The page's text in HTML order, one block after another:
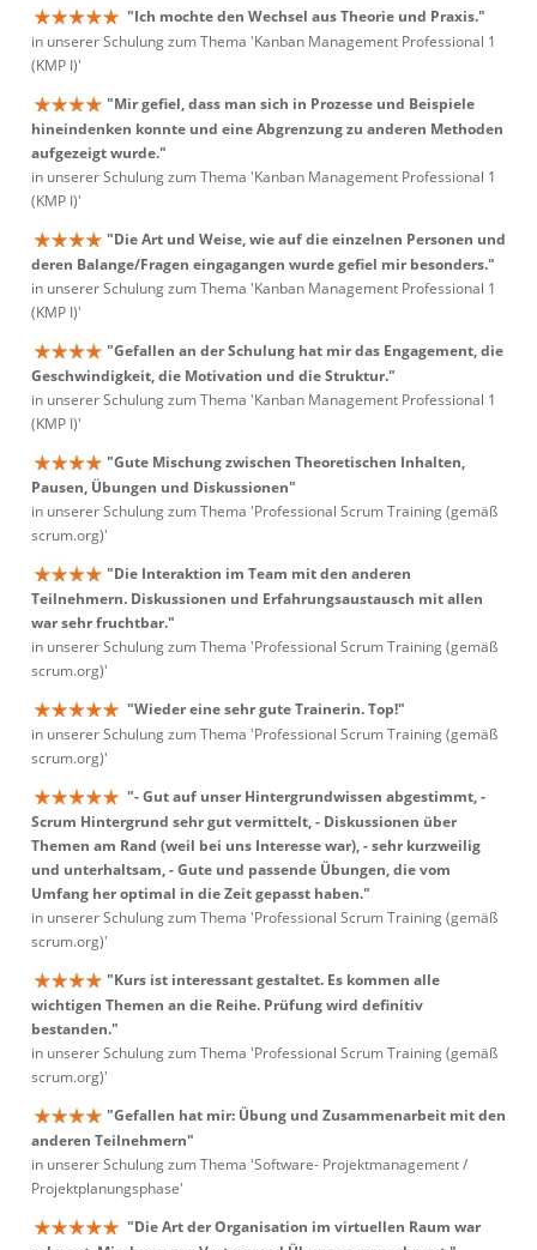
"Ich mochte den Wechsel aus Theorie und Praxis."
in unserer Schulung zum Thema 'Kanban Management Professional 1
(KMP I)'
"Mir gefiel, dass man sich in Prozesse und Beispiele
hineindenken konnte und eine Abgrenzung zu anderen Methoden
aufgezeigt wurde."
in unserer Schulung zum Thema 'Kanban Management Professional 1
(KMP I)'
"Die Art und Weise, wie auf die einzelnen Personen und
deren Balange/Fragen eingagangen wurde gefiel mir besonders."
in unserer Schulung zum Thema 'Kanban Management Professional 1
(KMP I)'
"Gefallen an der Schulung hat mir das Engagement, die
Geschwindigkeit, die Motivation und die Struktur."
in unserer Schulung zum Thema 'Kanban Management Professional 1
(KMP I)'
"Gute Mischung zwischen Theoretischen Inhalten,
Pausen, Übungen und Diskussionen"
in unserer Schulung zum Thema 'Professional Scrum Training (gemäß
scrum.org)'
"Die Interaktion im Team mit den anderen
Teilnehmern. Diskussionen und Erfahrungsaustausch mit allen
war sehr fruchtbar."
in unserer Schulung zum Thema 'Professional Scrum Training (gemäß
scrum.org)'
"Wieder eine sehr gute Trainerin. Top!"
in unserer Schulung zum Thema 'Professional Scrum Training (gemäß
scrum.org)'
"- Gut auf unser Hintergrundwissen abgestimmt, -
Scrum Hintergrund sehr gut vermittelt, - Diskussionen über
Themen am Rand (weil bei uns Interesse war), - sehr kurzweilig
und unterhaltsam, - Gute und passende Übungen, die vom
Umfang her optimal in die Zeit gepasst haben."
in unserer Schulung zum Thema 'Professional Scrum Training (gemäß
scrum.org)'
"Kurs ist interessant gestaltet. Es kommen alle
wichtigen Themen an die Reihe. Prüfung wird definitiv
bestanden."
in unserer Schulung zum Thema 'Professional Scrum Training (gemäß
scrum.org)'
"Gefallen hat mir: Übung und Zusammenarbeit mit den
anderen Teilnehmern"
in unserer Schulung zum Thema 'Software- Projektmanagement /
Projektplanungsphase'
"Die Art der Organisation im virtuellen Raum war